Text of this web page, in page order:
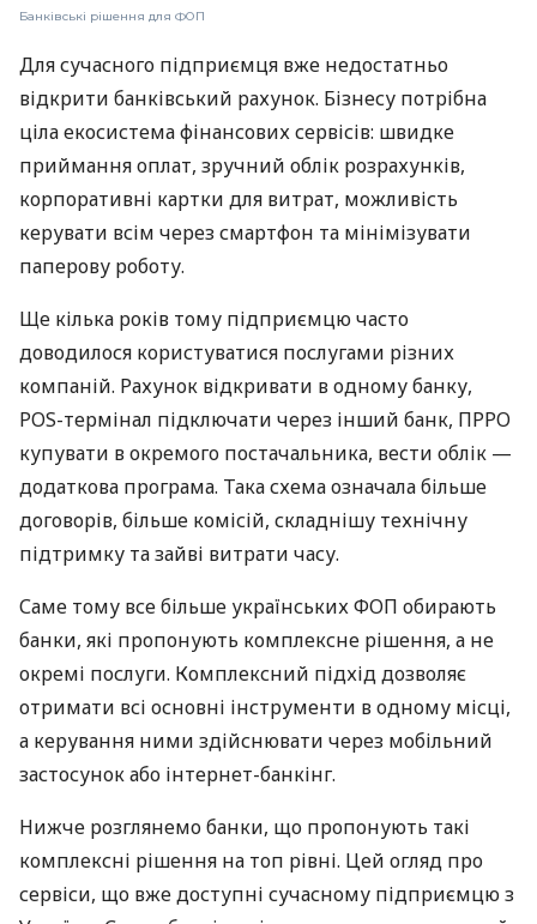
Банківські рішення для ФОП
Для сучасного підприємця вже недостатньо
відкрити банківський рахунок. Бізнесу потрібна
ціла екосистема фінансових сервісів: швидке
приймання оплат, зручний облік розрахунків,
корпоративні картки для витрат, можливість
керувати всім через смартфон та мінімізувати
паперову роботу.
Ще кілька років тому підприємцю часто
доводилося користуватися послугами різних
компаній. Рахунок відкривати в одному банку,
POS-термінал підключати через інший банк, ПРРО
купувати в окремого постачальника, вести облік —
додаткова програма. Така схема означала більше
договорів, більше комісій, складнішу технічну
підтримку та зайві витрати часу.
Саме тому все більше українських ФОП обирають
банки, які пропонують комплексне рішення, а не
окремі послуги. Комплексний підхід дозволяє
отримати всі основні інструменти в одному місці,
а керування ними здійснювати через мобільний
застосунок або інтернет-банкінг.
Нижче розглянемо банки, що пропонують такі
комплексні рішення на топ рівні. Цей огляд про
сервіси, що вже доступні сучасному підприємцю з